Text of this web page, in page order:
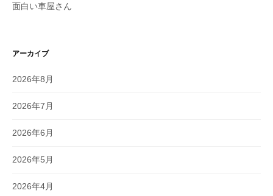
面白い車屋さん
アーカイブ
2026年8月
2026年7月
2026年6月
2026年5月
2026年4月